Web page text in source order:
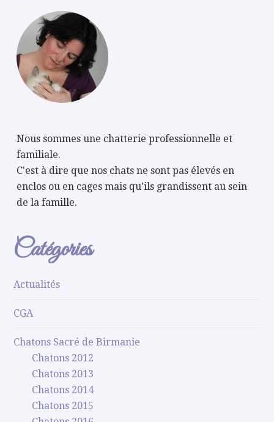
Nous sommes une chatterie professionnelle et
familiale.
C'est à dire que nos chats ne sont pas élevés en
enclos ou en cages mais qu'ils grandissent au sein
de la famille.
Catégories
Actualités
CGA
Chatons Sacré de Birmanie
Chatons 2012
Chatons 2013
Chatons 2014
Chatons 2015